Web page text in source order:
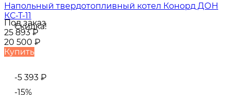
Скидка!
-5 393 ₽
Напольный твердотопливный котел Конорд ДОН
КС-Т-11
Под заказ
25 893₽
20 500 ₽
Купить
-15%